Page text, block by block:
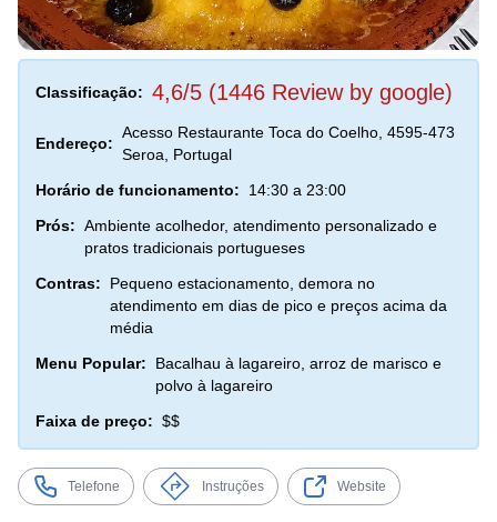
Classificação: 4,6/5 (1446 Review by google)
Endereço:
Acesso Restaurante Toca do Coelho, 4595-473
Seroa, Portugal
Horário de funcionamento:
14:30 a 23:00
Prós: Ambiente acolhedor, atendimento personalizado e
pratos tradicionais portugueses
Contras:
Pequeno estacionamento, demora no
atendimento em dias de pico e preços acima da
média
Menu Popular:
Bacalhau à lagareiro, arroz de marisco e
polvo à lagareiro
Faixa de preço: $$
Telefone Instruções Website